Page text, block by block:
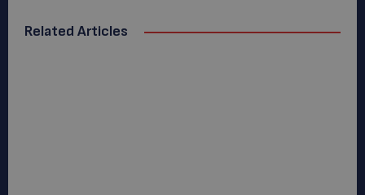
Related Articles